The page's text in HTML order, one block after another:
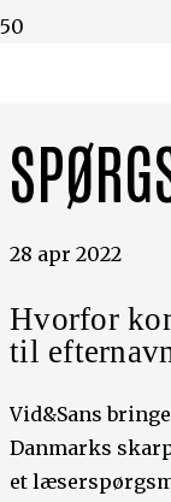
28 apr 2022
Hvorfor
til
Vid&Sans
Danmarks
et